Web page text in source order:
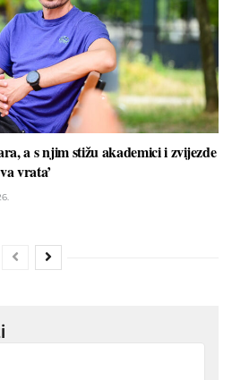
a s njim stižu akademici i zvijezde
vrata’